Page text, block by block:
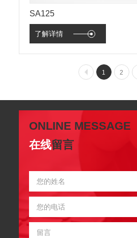
SA125
了解详情
1 2
ONLINE MESSAGE
在线留言